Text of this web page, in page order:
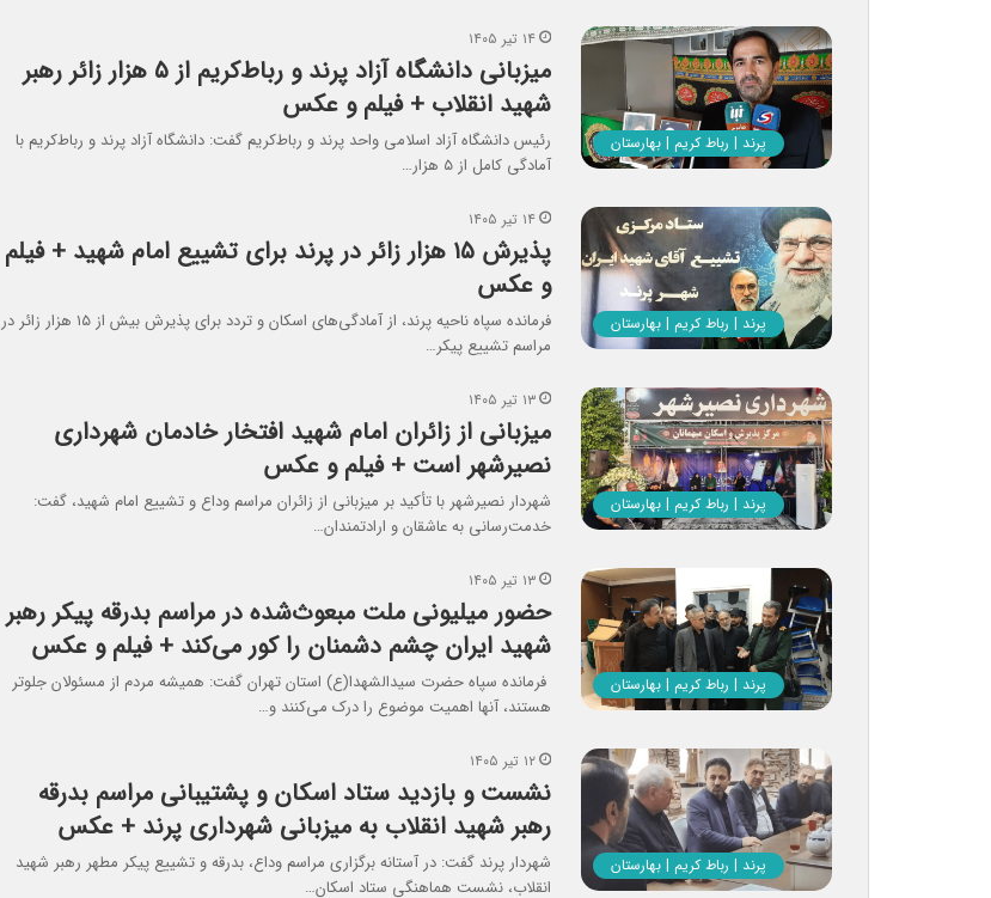
پرند | رباط کریم | بهارستان
۱۴ تیر ۱۴۰۵
میزبانی دانشگاه آزاد پرند و ربا‌ط‌کریم از ۵ هزار زائر رهبر
شهید انقلاب + فیلم و عکس
رئیس دانشگاه آزاد اسلامی واحد پرند و رباط‌کریم گفت‌: دانشگاه آزاد پرند و ربا‌ط‌کریم با
آمادگی کامل از ۵ هزار…
پرند | رباط کریم | بهارستان
۱۴ تیر ۱۴۰۵
پذیرش ۱۵ هزار زائر در پرند برای تشییع امام شهید + فیلم
و عکس
فرمانده سپاه ناحیه پرند، از آمادگی‌های اسکان و تردد برای پذیرش بیش از ۱۵ هزار زائر در
مراسم تشییع پیکر…
پرند | رباط کریم | بهارستان
۱۳ تیر ۱۴۰۵
میزبانی از زائران امام شهید افتخار خادمان شهرداری
نصیرشهر است + فیلم و عکس
شهردار نصیرشهر با تأکید بر میزبانی از زائران مراسم وداع و تشییع امام شهید، گفت:
خدمت‌رسانی به عاشقان و ارادتمندان…
پرند | رباط کریم | بهارستان
۱۳ تیر ۱۴۰۵
حضور میلیونی ملت مبعوث‌شده در مراسم بدرقه پیکر رهبر
شهید ایران چشم دشمنان را کور می‌کند + فیلم و عکس
فرمانده سپاه حضرت سیدالشهدا(ع) استان تهران گفت: همیشه مردم از مسئولان جلوتر
هستند، آنها اهمیت موضوع را درک می‌کنند و…
پرند | رباط کریم | بهارستان
۱۲ تیر ۱۴۰۵
نشست و بازدید ستاد اسکان و پشتیبانی مراسم بدرقه
رهبر شهید انقلاب به میزبانی شهرداری پرند + عکس
شهردار پرند گفت: در آستانه برگزاری مراسم وداع، بدرقه و تشییع پیکر مطهر رهبر شهید
انقلاب، نشست هماهنگی ستاد اسکان…